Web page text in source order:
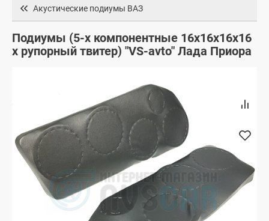
Акустические подиумы ВАЗ
Подиумы (5-х компонентные 16x16x16x16
x рупорный твитер) "VS-avto" Лада Приора